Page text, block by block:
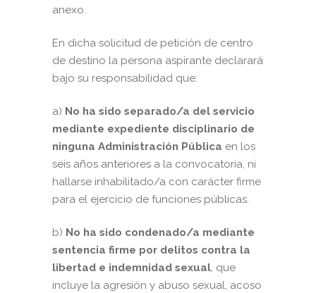
anexo.
En dicha solicitud de petición de centro
de destino la persona aspirante declarará
bajo su responsabilidad que:
a) No ha sido separado/a del servicio
mediante expediente disciplinario de
ninguna Administración Pública en los
seis años anteriores a la convocatoria, ni
hallarse inhabilitado/a con carácter firme
para el ejercicio de funciones públicas.
b) No ha sido condenado/a mediante
sentencia firme por delitos contra la
libertad e indemnidad sexual, que
incluye la agresión y abuso sexual, acoso